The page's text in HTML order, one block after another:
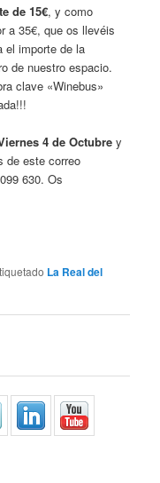
de 15€, y como
a 35€, que os llevéis
el importe de la
de nuestro espacio.
clave «Winebus»
4 de Octubre y
de este correo
630. Os
La Real del